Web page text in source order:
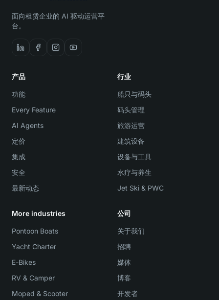
面向租赁企业的 AI 驱动运营平
台。
产品
功能
Every Feature
AI Agents
定价
集成
安全
最新动态
行业
船只与码头
码头管理
旅游运营
建筑设备
设备与工具
水疗与养生
Jet Ski & PWC
More industries
Pontoon Boats
Yacht Charter
E-Bikes
RV & Camper
Moped & Scooter
公司
关于我们
招聘
媒体
博客
开发者